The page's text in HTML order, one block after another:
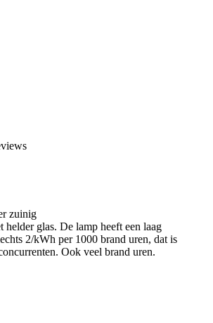
zuinig
glas. De lamp heeft een laag
2/kWh per 1000 brand uren, dat is
Ook veel brand uren.